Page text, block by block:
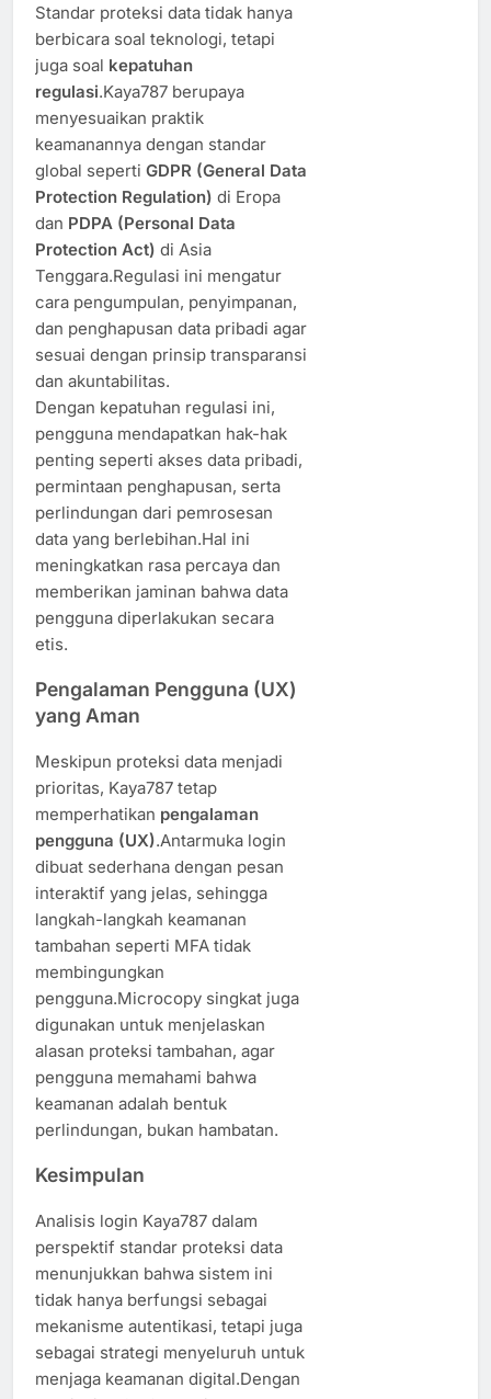
Standar proteksi data tidak hanya
berbicara soal teknologi, tetapi
juga soal kepatuhan
regulasi.Kaya787 berupaya
menyesuaikan praktik
keamanannya dengan standar
global seperti GDPR (General Data
Protection Regulation) di Eropa
dan PDPA (Personal Data
Protection Act) di Asia
Tenggara.Regulasi ini mengatur
cara pengumpulan, penyimpanan,
dan penghapusan data pribadi agar
sesuai dengan prinsip transparansi
dan akuntabilitas.
Dengan kepatuhan regulasi ini,
pengguna mendapatkan hak-hak
penting seperti akses data pribadi,
permintaan penghapusan, serta
perlindungan dari pemrosesan
data yang berlebihan.Hal ini
meningkatkan rasa percaya dan
memberikan jaminan bahwa data
pengguna diperlakukan secara
etis.
Pengalaman Pengguna (UX)
yang Aman
Meskipun proteksi data menjadi
prioritas, Kaya787 tetap
memperhatikan pengalaman
pengguna (UX).Antarmuka login
dibuat sederhana dengan pesan
interaktif yang jelas, sehingga
langkah-langkah keamanan
tambahan seperti MFA tidak
membingungkan
pengguna.Microcopy singkat juga
digunakan untuk menjelaskan
alasan proteksi tambahan, agar
pengguna memahami bahwa
keamanan adalah bentuk
perlindungan, bukan hambatan.
Kesimpulan
Analisis login Kaya787 dalam
perspektif standar proteksi data
menunjukkan bahwa sistem ini
tidak hanya berfungsi sebagai
mekanisme autentikasi, tetapi juga
sebagai strategi menyeluruh untuk
menjaga keamanan digital.Dengan